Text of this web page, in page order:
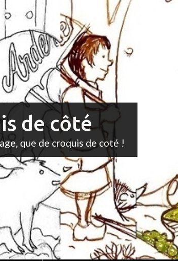
de côté
que de croquis de coté !